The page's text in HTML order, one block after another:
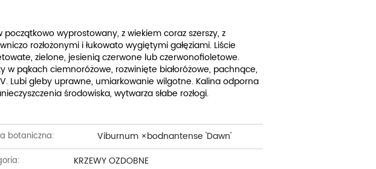
ozdobne
Pięciorniki
Piwonie
Pnącza
Różaneczniki
Tawuły i tawułki
początkowo wyprostowany, z wiekiem coraz szerszy, z
rozłożonymi i łukowato wygiętymi gałęziami. Liście
zielone, jesienią czerwone lub czerwonofioletowe.
w pąkach ciemnoróżowe, rozwinięte białoróżowe, pachnące,
Lubi gleby uprawne, umiarkowanie wilgotne. Kalina odporna
środowiska, wytwarza słabe rozłogi.
botaniczna: Viburnum ×bodnantense 'Dawn'
KRZEWY OZDOBNE